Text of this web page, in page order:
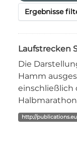
Ergebnisse
Laufstrecken
Die
Hamm
einschließlich
http://